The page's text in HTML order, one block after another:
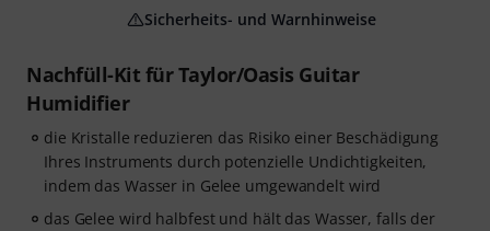
Nachfüll-Kit für Taylor/Oasis Guitar
Humidifier
die Kristalle reduzieren das Risiko einer Beschädigung
Ihres Instruments durch potenzielle Undichtigkeiten,
indem das Wasser in Gelee umgewandelt wird
das Gelee wird halbfest und hält das Wasser, falls der
Sicherheits- und Warnhinweise